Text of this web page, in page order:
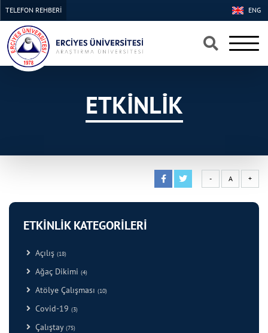
×
×
ENG
TELEFON REHBERİ
ETKİNLİK
- A +
ETKİNLİK KATEGORİLERİ
Açılış (18)
Ağaç Dikimi (4)
Atölye Çalışması (10)
Covid-19 (3)
Çalıştay (75)